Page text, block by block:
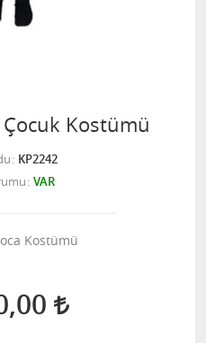
Kostümü
KP2242
VAR
Kostümü